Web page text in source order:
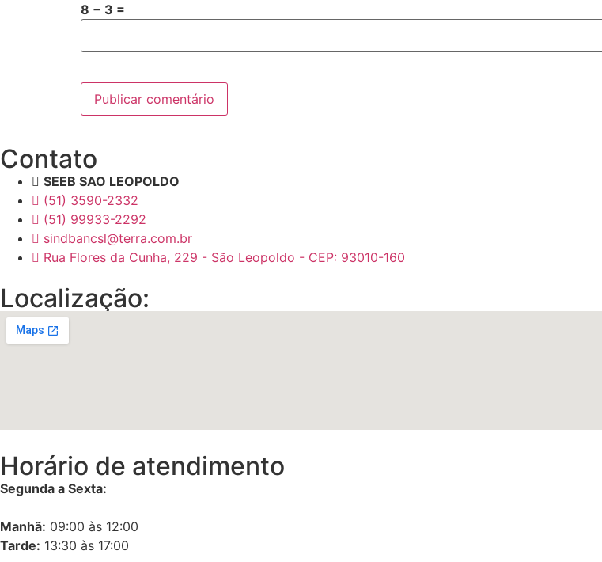
8 − 3 =
Contato
SEEB SAO LEOPOLDO
(51) 3590-2332
(51) 99933-2292
sindbancsl@terra.com.br
Rua Flores da Cunha, 229 - São Leopoldo - CEP: 93010-160
Localização:
Horário de atendimento
Segunda a Sexta:
Manhã: 09:00 às 12:00
Tarde: 13:30 às 17:00